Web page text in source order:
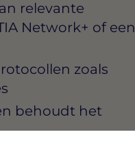
relevante
Network+ of een
zoals
behoudt het